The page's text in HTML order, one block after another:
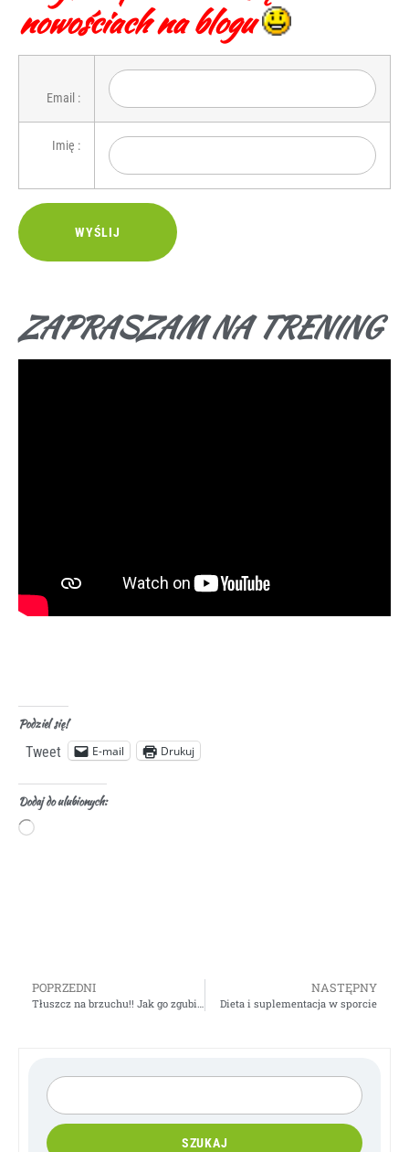
nowościach na blogu
Email :
Imię :
ZAPRASZAM NA TRENING
Podziel się!
Tweet E-mail Drukuj
Dodaj do ulubionych:
SZUKAJ
POPRZEDNI
Tłuszcz na brzuchu!! Jak go zgubić??
NASTĘPNY
Dieta i suplementacja w sporcie